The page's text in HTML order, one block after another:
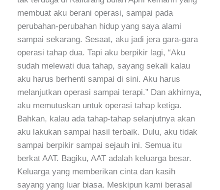
membuat aku berani operasi, sampai pada
perubahan-perubahan hidup yang saya alami
sampai sekarang. Sesaat, aku jadi jera gara-gara
operasi tahap dua. Tapi aku berpikir lagi, “Aku
sudah melewati dua tahap, sayang sekali kalau
aku harus berhenti sampai di sini. Aku harus
melanjutkan operasi sampai terapi.” Dan akhirnya,
aku memutuskan untuk operasi tahap ketiga.
Bahkan, kalau ada tahap-tahap selanjutnya akan
aku lakukan sampai hasil terbaik. Dulu, aku tidak
sampai berpikir sampai sejauh ini. Semua itu
berkat AAT. Bagiku, AAT adalah keluarga besar.
Keluarga yang memberikan cinta dan kasih
sayang yang luar biasa. Meskipun kami berasal